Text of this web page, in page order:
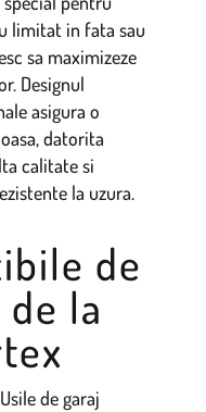
limitat in fata sau
sa maximizeze
Designul
asigura o
datorita
calitate si
la uzura.
de
la
de garaj